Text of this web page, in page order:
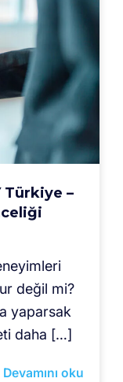
Türkiye –
değil mi?
yaparsak
daha […]
Devamını oku